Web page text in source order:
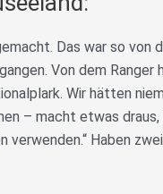
Das war so von
Von dem Ranger
Wir hätten
– macht etwas draus,
Haben